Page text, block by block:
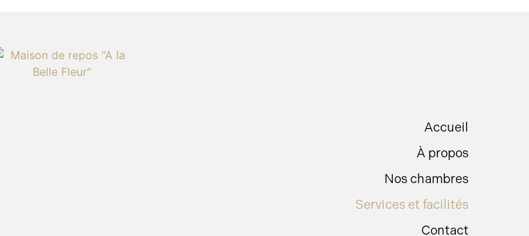
Accueil
À propos
Nos chambres
Services et facilités
Contact